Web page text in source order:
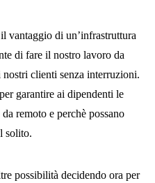
vantaggio di un’infrastruttura
di fare il nostro lavoro da
clienti senza interruzioni.
garantire ai dipendenti le
remoto e perchè possano
solito.
possibilità decidendo ora per